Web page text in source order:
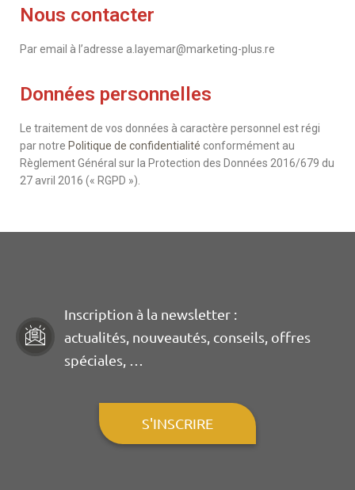
Nous contacter
Par email à l’adresse a.layemar@marketing-plus.re
Données personnelles
Le traitement de vos données à caractère personnel est régi
par notre Politique de confidentialité conformément au
Règlement Général sur la Protection des Données 2016/679 du
27 avril 2016 (« RGPD »).
Inscription à la newsletter :
actualités, nouveautés, conseils, offres
spéciales, …
S'INSCRIRE